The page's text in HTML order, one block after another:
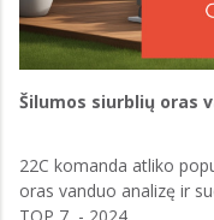
Šilumos siurblių oras
22C komanda atliko
oras vanduo analizę ir